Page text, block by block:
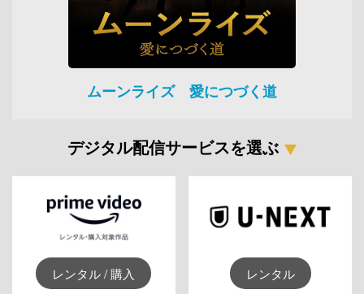
ムーンライズ 愛につづく道
デジタル配信サービスを選ぶ
レンタル / 購入 レンタル